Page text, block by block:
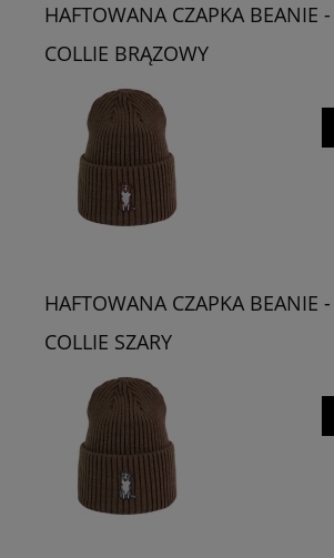
HAFTOWANA CZAPKA BEANIE
COLLIE BRĄZOWY
HAFTOWANA CZAPKA BEANIE
COLLIE SZARY